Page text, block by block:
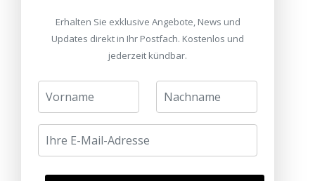
Erhalten Sie exklusive Angebote, News und
Updates direkt in Ihr Postfach. Kostenlos und
jederzeit kündbar.